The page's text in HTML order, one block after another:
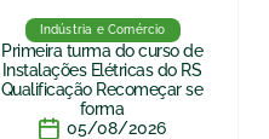
Indústria e Comércio
Primeira turma do curso de
Instalações Elétricas do RS
Qualificação Recomeçar se
forma
05/08/2026